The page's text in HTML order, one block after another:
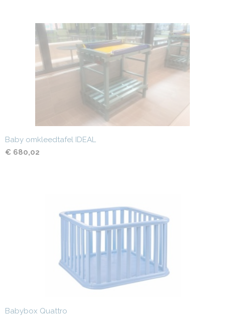
Baby omkleedtafel IDEAL
€ 680,02
Babybox Quattro